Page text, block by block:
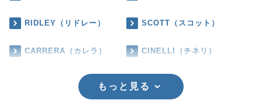
RIDLEY（リドレー） SCOTT（スコット）
CARRERA（カレラ） CINELLI（チネリ）
もっと見る